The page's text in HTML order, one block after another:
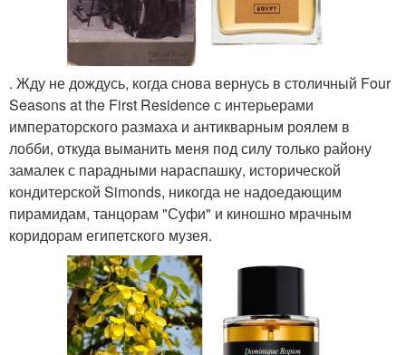
. Жду не дождусь, когда снова вернусь в столичный Four
Seasons at the First Residence с интерьерами
императорского размаха и антикварным роялем в
лобби, откуда выманить меня под силу только району
замалек с парадными нараспашку, исторической
кондитерской Simonds, никогда не надоедающим
пирамидам, танцорам "Суфи" и киношно мрачным
коридорам египетского музея.